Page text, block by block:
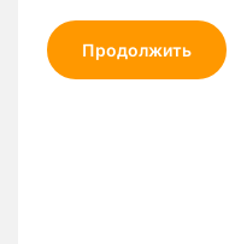
Продолжить